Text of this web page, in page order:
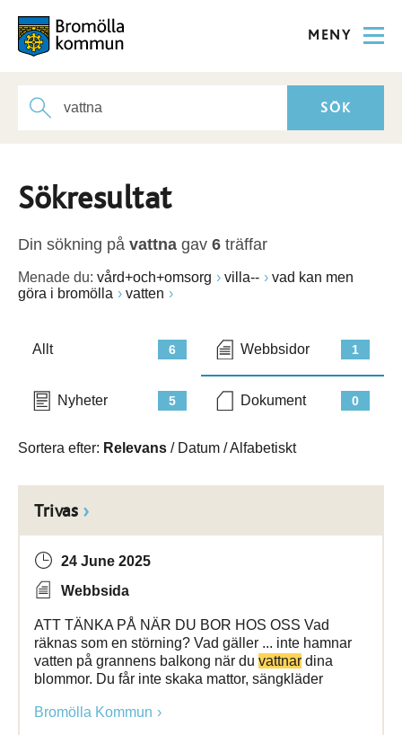
MENY
Sökresultat
Din sökning på vattna gav 6 träffar
Menade du: vård+och+omsorg villa--
vad kan men
göra i bromölla
vatten
6
Allt 1
Webbsidor
5
Nyheter 0
Dokument
Sortera efter: Relevans / Datum /Alfabetiskt
Trivas
24 June 2025
Webbsida
ATT TÄNKA PÅ NÄR DU BOR HOS OSS Vad
räknas som en störning? Vad gäller ... inte hamnar
vatten på grannens balkong när du vattnar dina
blommor. Du får inte skaka mattor, sängkläder
Bromölla Kommun